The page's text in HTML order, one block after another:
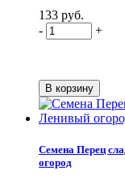
133 руб.
-
+
Семена Перец
огород